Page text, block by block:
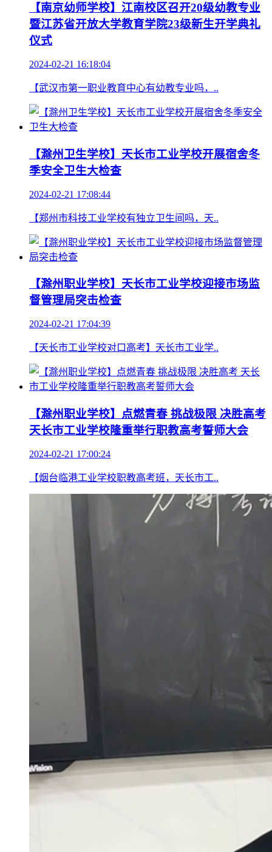
【南京幼师学校】江南校区召开20级幼教专业
暨江苏省开放大学教育学院23级新生开学典礼
仪式
2024-02-21 16:18:04
【武汉市第一职业教育中心有幼教专业吗，..
【滁州卫生学校】天长市工业学校开展宿舍冬
季安全卫生大检查
2024-02-21 17:08:44
【郑州市科技工业学校有独立卫生间吗，天..
【滁州职业学校】天长市工业学校迎接市场监
督管理局突击检查
2024-02-21 17:04:39
【天长市工业学校对口高考】天长市工业学..
【滁州职业学校】点燃青春 挑战极限 决胜高考
天长市工业学校隆重举行职教高考誓师大会
2024-02-21 17:00:24
【烟台临港工业学校职教高考班，天长市工..